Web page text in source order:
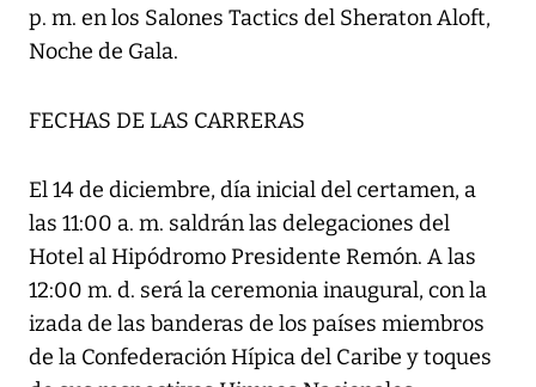
p. m. en los Salones Tactics del Sheraton Aloft,
Noche de Gala.
FECHAS DE LAS CARRERAS
El 14 de diciembre, día inicial del certamen, a
las 11:00 a. m. saldrán las delegaciones del
Hotel al Hipódromo Presidente Remón. A las
12:00 m. d. será la ceremonia inaugural, con la
izada de las banderas de los países miembros
de la Confederación Hípica del Caribe y toques